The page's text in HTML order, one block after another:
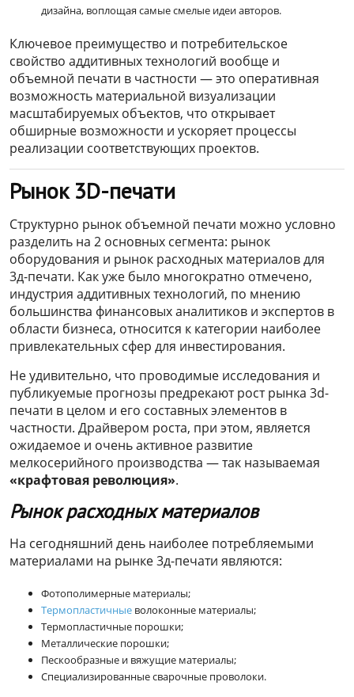
дизайна, воплощая самые смелые идеи авторов.
Ключевое преимущество и потребительское
свойство аддитивных технологий вообще и
объемной печати в частности — это оперативная
возможность материальной визуализации
масштабируемых объектов, что открывает
обширные возможности и ускоряет процессы
реализации соответствующих проектов.
Рынок 3D-печати
Структурно рынок объемной печати можно условно
разделить на 2 основных сегмента: рынок
оборудования и рынок расходных материалов для
3д-печати. Как уже было многократно отмечено,
индустрия аддитивных технологий, по мнению
большинства финансовых аналитиков и экспертов в
области бизнеса, относится к категории наиболее
привлекательных сфер для инвестирования.
Не удивительно, что проводимые исследования и
публикуемые прогнозы предрекают рост рынка 3d-
печати в целом и его составных элементов в
частности. Драйвером роста, при этом, является
ожидаемое и очень активное развитие
мелкосерийного производства — так называемая
«крафтовая революция».
Рынок расходных материалов
На сегодняшний день наиболее потребляемыми
материалами на рынке 3д-печати являются:
Фотополимерные материалы;
Термопластичные волоконные материалы;
Термопластичные порошки;
Металлические порошки;
Пескообразные и вяжущие материалы;
Специализированные сварочные проволоки.